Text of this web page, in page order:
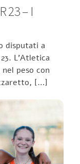
23 – I
disputati a
L’Atletica
peso con
[…]